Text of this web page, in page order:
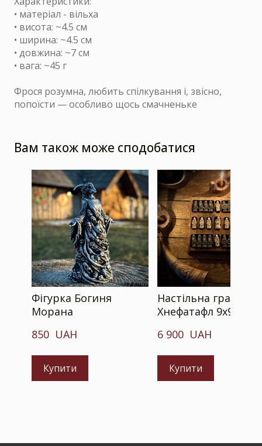
• матеріал - вільха
• висота: ~4.5 см
• ширина: ~4.5 см
• довжина: ~7 см
• вага: ~45 г
Фрося розумна, любить спілкування і, звісно,
попоїсти — особливо щось смачненьке
Вам також може сподобатися
Фігурка Богиня
Морана
850  UAH
Купити
Настільна гра
Хнефатафл 9х9
6 900  UAH
Купити